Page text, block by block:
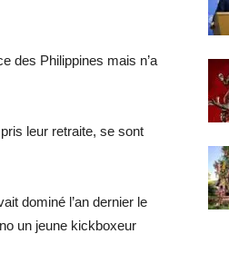
des Philippines mais n’a
leur retraite, se sont
dominé l’an dernier le
un jeune kickboxeur